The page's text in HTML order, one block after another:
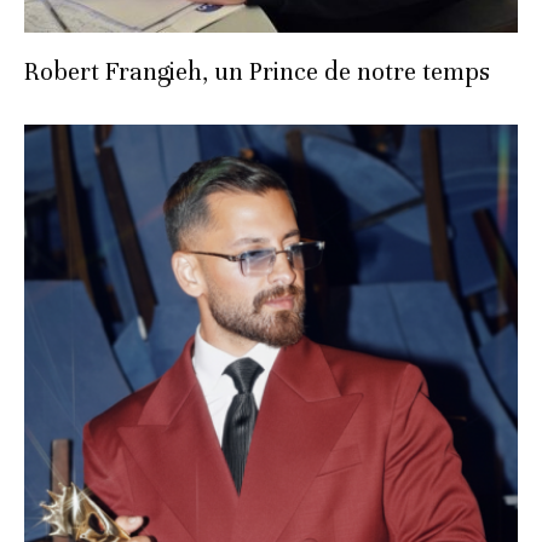
Robert Frangieh, un Prince de notre temps